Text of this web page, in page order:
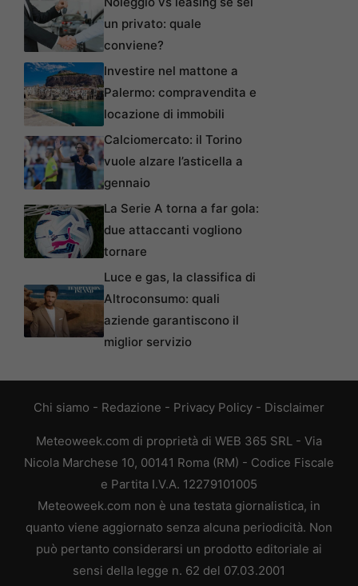
un privato: quale
conviene?
Investire nel mattone a
Palermo: compravendita e
locazione di immobili
Calciomercato: il Torino
vuole alzare l’asticella a
gennaio
La Serie A torna a far gola:
due attaccanti vogliono
tornare
Luce e gas, la classifica di
Altroconsumo: quali
aziende garantiscono il
miglior servizio
Chi siamo - Redazione - Privacy Policy - Disclaimer
Meteoweek.com di proprietà di WEB 365 SRL - Via
Nicola Marchese 10, 00141 Roma (RM) - Codice Fiscale
e Partita I.V.A. 12279101005
Meteoweek.com non è una testata giornalistica, in
quanto viene aggiornato senza alcuna periodicità. Non
può pertanto considerarsi un prodotto editoriale ai
sensi della legge n. 62 del 07.03.2001